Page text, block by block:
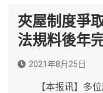
夾屋制度爭
法規料後年
2021年8月25日
【本报讯】多位